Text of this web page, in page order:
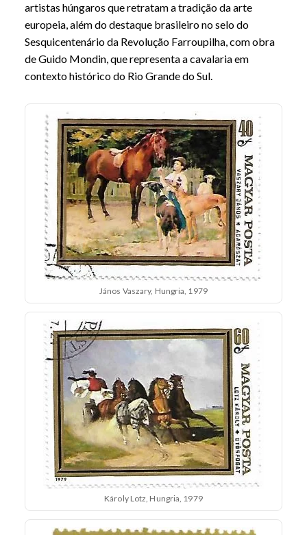
artistas húngaros que retratam a tradição da arte
europeia, além do destaque brasileiro no selo do
Sesquicentenário da Revolução Farroupilha, com obra
de Guido Mondin, que representa a cavalaria em
contexto histórico do Rio Grande do Sul.
János Vaszary, Hungria, 1979
Károly Lotz, Hungria, 1979